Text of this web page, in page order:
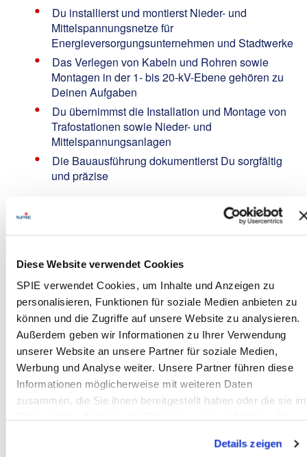
Diese Website verwendet Cookies
SPIE verwendet Cookies, um Inhalte und Anzeigen zu
personalisieren, Funktionen für soziale Medien anbieten zu
können und die Zugriffe auf unsere Website zu analysieren.
Außerdem geben wir Informationen zu Ihrer Verwendung
unserer Website an unsere Partner für soziale Medien,
Werbung und Analyse weiter. Unsere Partner führen diese
Informationen möglicherweise mit weiteren Daten
zusammen, die Sie ihnen bereitgestellt haben oder die sie im
USA ein. Alle weiteren Informationen zu Cookies finden Sie
Details zeigen
Du installierst und montierst Nieder- und
Mittelspannungsnetze für
Energieversorgungsunternehmen und Stadtwerke
Das Verlegen von Kabeln und Rohren sowie
Montagen in der 1- bis 20-kV-Ebene gehören zu
Deinen Aufgaben
Du übernimmst die Installation und Montage von
Trafostationen sowie Nieder- und
Mittelspannungsanlagen
Die Bauausführung dokumentierst Du sorgfältig
und präzise
Abgeschlossene elektrotechnische Ausbildung
Elektromonteur m/w/d)
Gerne auch Quereinsteiger / Berufsanfänger
m/w/d mit dem entsprechenden Ehrgeiz und
Interesse am Erlernen neuer Tätigkeitsfelder
Führerschein der Klasse B erforderlich,
wünschenswert C und CE
Motivierter, eigenverantwortlicher und engagierter
Arbeitsstil sowie Zuverlässigkeit,
Kommunikations- und Teamfähigkeit
Wir bieten:
Attraktives Gehalt nach IG Metall-Tarif(inkl.